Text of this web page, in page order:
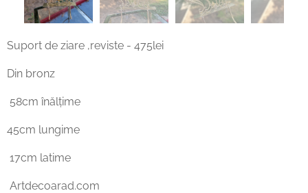
Suport de ziare ,reviste - 475lei
Din bronz
58cm înălțime
45cm lungime
17cm latime
Artdecoarad.com